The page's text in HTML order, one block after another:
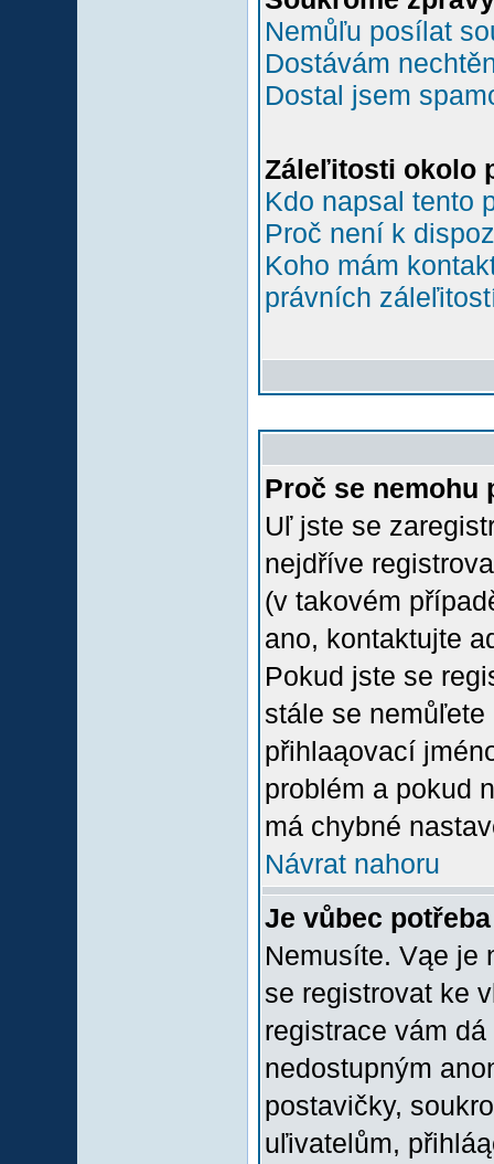
Nemůľu posílat
Dostávám
Dostal jsem
Záleľitosti okolo
Kdo napsal tento
Proč není k
Koho mám
právních
Proč se nemohu
Uľ jste se
nejdříve
(v takovém
ano, kontaktujte
Pokud jste se
stále se
přihlaąovací
problém a pokud
má chybné
Návrat nahoru
Je vůbec
Nemusíte. Vąe je
se registrovat ke
registrace vám
nedostupným
postavičky,
uľivatelům,